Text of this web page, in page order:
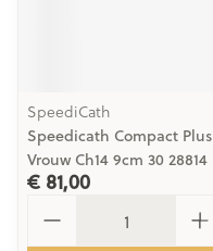
SpeediCath
Speedicath Compact Plus
Vrouw Ch14 9cm 30 28814
€ 81,00